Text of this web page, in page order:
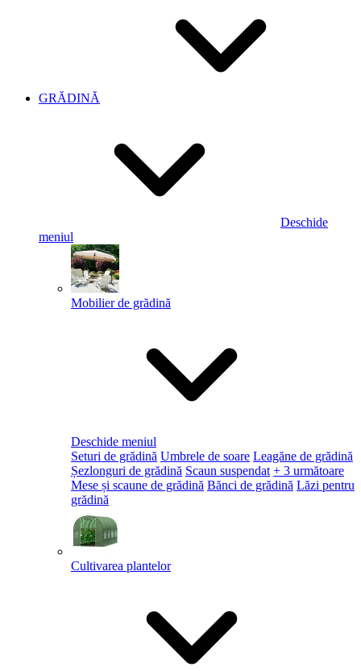
GRĂDINĂ
Deschide
meniul
Mobilier de grădină
Deschide meniul
Seturi de grădină Umbrele de soare Leagăne de grădină
Șezlonguri de grădină Scaun suspendat + 3 următoare
Mese și scaune de grădină Bănci de grădină Lăzi pentru
grădină
Cultivarea plantelor